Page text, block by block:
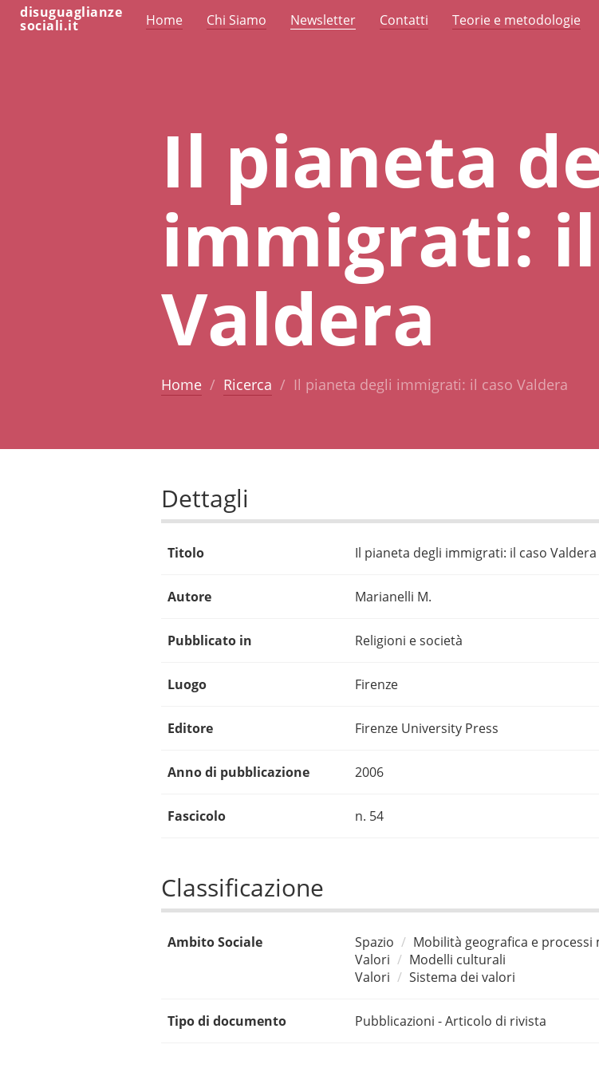
disuguaglianze
sociali.it Home Chi Siamo Newsletter Contatti Teorie e metodologie
Il pianeta
immigrati:
Valdera
Home Ricerca Il pianeta degli immigrati: il caso Valdera
Dettagli
Titolo Il pianeta degli immigrati: il caso Valdera
Autore Marianelli M.
Pubblicato in Religioni e società
Luogo Firenze
Editore Firenze University Press
Anno di pubblicazione 2006
Fascicolo n. 54
Classificazione
Ambito Sociale Spazio
Mobilità geografica e processi
Valori
Modelli culturali
Valori
Sistema dei valori
Tipo di documento Pubblicazioni - Articolo di rivista